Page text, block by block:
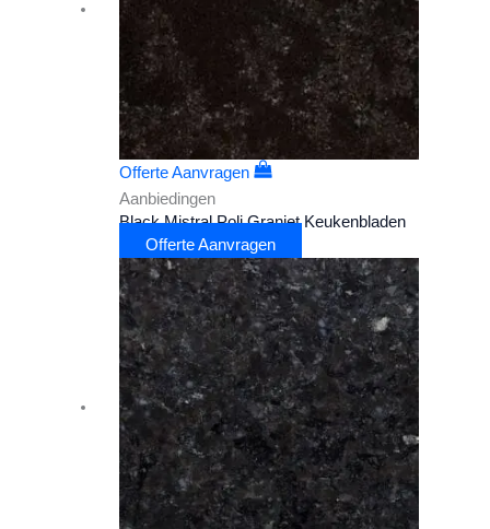
Offerte Aanvragen
Aanbiedingen
Black Mistral Poli Graniet Keukenbladen
Offerte Aanvragen